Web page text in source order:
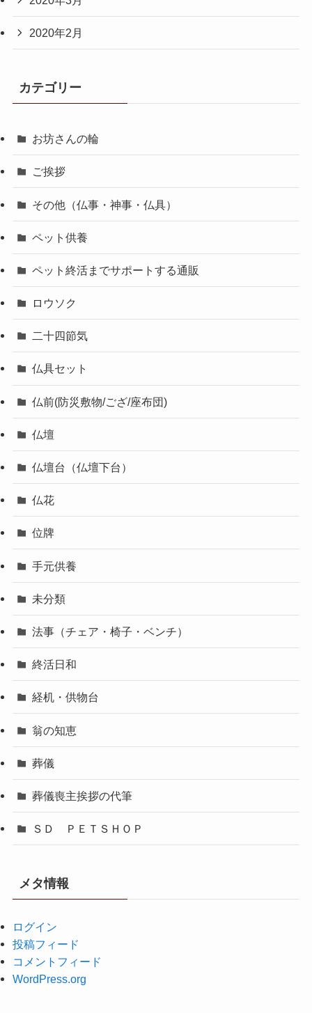
2020年2月
カテゴリー
お坊さんの輪
ご挨拶
その他（仏事・神事・仏具）
ペット供養
ペット終活までサポートする通販
ロウソク
二十四節気
仏具セット
仏前(防災敷物/ござ/座布団)
仏壇
仏壇台（仏壇下台）
仏花
位牌
手元供養
未分類
法事（チェア・椅子・ベンチ）
終活日和
経机・供物台
翁の知恵
葬儀
葬儀喪主挨拶の代筆
ＳＤ ＰＥＴＳＨＯＰ
メタ情報
ログイン
投稿フィード
コメントフィード
WordPress.org